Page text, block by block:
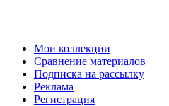
Мои коллекции
Сравнение материалов
Подписка на рассылку
Реклама
Регистрация